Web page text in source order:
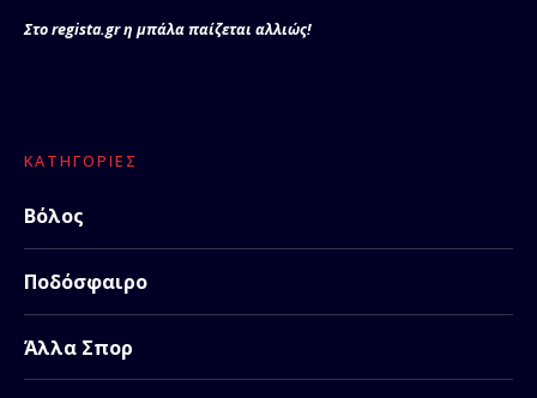
Στο regista.gr η μπάλα παίζεται αλλιώς!
ΚΑΤΗΓΟΡΊΕΣ
Βόλος
Ποδόσφαιρο
Άλλα Σπορ